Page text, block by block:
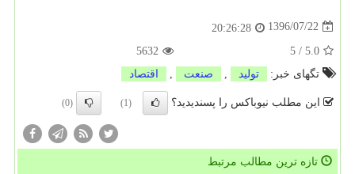
1396/07/22
20:26:28
5.0
/
5
5632
تگهای خبر:
تولید صنعت اقتصاد
این مطلب نیوباکس را پسندیدید؟ (1)
(0)
تازه ترین مطالب مرتبط